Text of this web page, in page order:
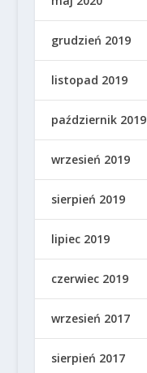
grudzień 2019
listopad 2019
październik 2019
wrzesień 2019
sierpień 2019
lipiec 2019
czerwiec 2019
wrzesień 2017
sierpień 2017